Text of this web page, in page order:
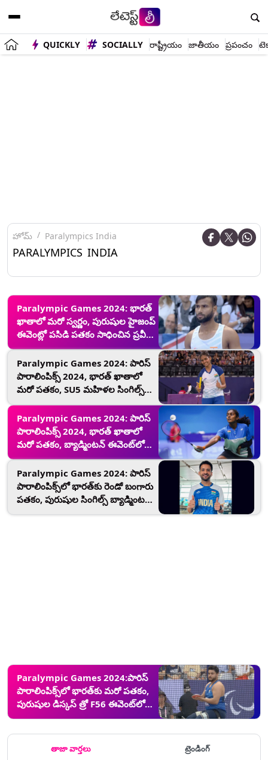
QUICKLY SOCIALLY రాష్ట్రీయం జాతీయం ప్రపంచం
హోమ్ Paralympics India
PARALYMPICS INDIA
Paralympic Games 2024: భారత్
ఖాతాలో మరో స్వర్ణం, పురుషుల హైజంప్
ఈవెంట్లో పసిడి పతకం సాధించిన ప్రవీణ్
కుమార్, 6 గోల్డ్ మెడల్స్‌తో టోక్యో
రికార్డును దాటిన భారత్
Paralympic Games 2024: పారిస్
పారాలింపిక్స్ 2024, భారత్ ఖాతాలో
మరో పతకం, SU5 మహిళల సింగిల్స్
విభాగంలో కాంస్య పతకం సాధించిన
మనీషా రాందాస్
Paralympic Games 2024: పారిస్
పారాలింపిక్స్ 2024, భారత్ ఖాతాలో
మరో పతకం, బ్యాడ్మింటన్ ఈవెంట్‌లో
రజత పతకం గెలుచుకున్న తులసిమతి
మురుగేషన్
Paralympic Games 2024: పారిస్
పారాలింపిక్స్‌లో భారత్‌కు రెండో బంగారు
పతకం, పురుషుల సింగిల్స్ బ్యాడ్మింటన్
Paralympic Games 2024:పారిస్
పారాలింపిక్స్‌లో భారత్‌కు మరో పతకం,
పురుషుల డిస్కస్ త్రో F56 ఈవెంట్‌లో
రజత పతకం సాధించిన యోగేష్
తాజా వార్తలు ట్రెండింగ్